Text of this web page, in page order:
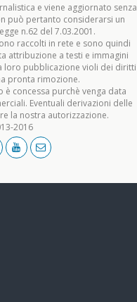
e viene aggiornato senza
può pertanto considerarsi un
n.62 del 7.03.2001.
raccolti in rete e sono quindi
attribuzione a testi e immagini
loro pubblicazione violi dei diritti
pronta rimozione.
concessa purchè venga data
Eventuali derivazioni delle
la nostra autorizzazione.
2016